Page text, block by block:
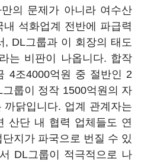
의 문제가 아니라 여수산
석화업계 전반에 파급력
, DL그룹과 이 회장의 태도
는 비판이 나옵니다. 합작
4조4000억원 중 절반인 2
룹이 정작 1500억원의 자
닭입니다. 업계 관계자는
산단 내 협력 업체들도 연
지가 파국으로 번질 수 있
DL그룹이 적극적으로 나